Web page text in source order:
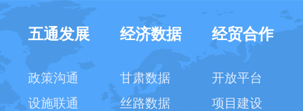
五通发展
政策沟通
设施联通
经济数据
甘肃数据
丝路数据
经贸合作
开放平台
项目建设